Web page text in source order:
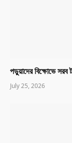
পড়ুয়াদের বিক্ষোভে সরব
July 25, 2026